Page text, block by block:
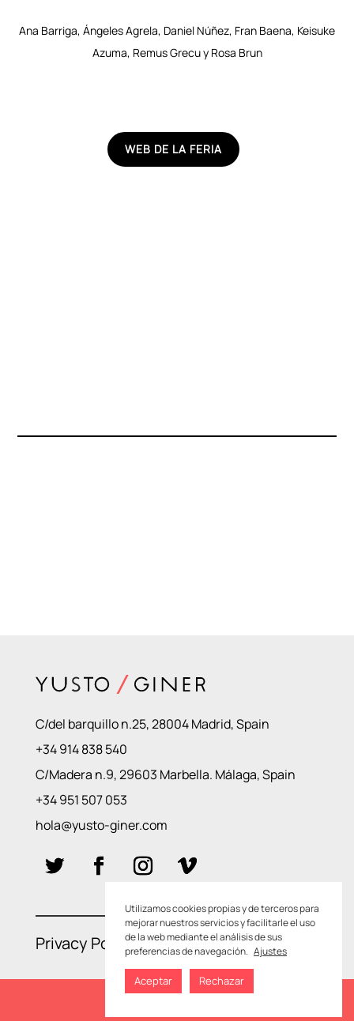
Ana Barriga, Ángeles Agrela, Daniel Núñez, Fran Baena, Keisuke
Azuma, Remus Grecu y Rosa Brun
WEB DE LA FERIA
C/del barquillo n.25, 28004 Madrid, Spain
+34 914 838 540
C/Madera n.9, 29603 Marbella. Málaga, Spain
+34 951 507 053
hola@yusto-giner.com
Privacy Policies–Cookie Policies
Utilizamos cookies propias y de terceros para
mejorar nuestros servicios y facilitarle el uso
de la web mediante el análisis de sus
preferencias de navegación. Ajustes
Aceptar Rechazar